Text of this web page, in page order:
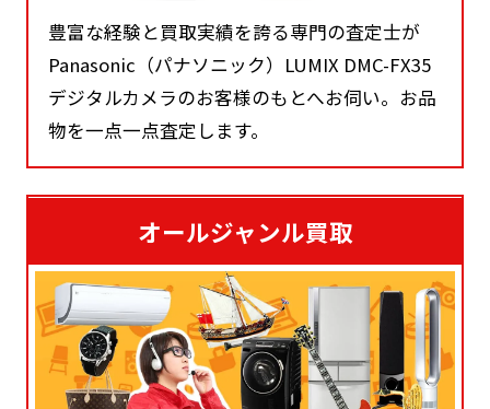
豊富な経験と買取実績を誇る専門の査定士が
Panasonic（パナソニック）LUMIX DMC-FX35
デジタルカメラのお客様のもとへお伺い。お品
物を一点一点査定します。
オールジャンル買取